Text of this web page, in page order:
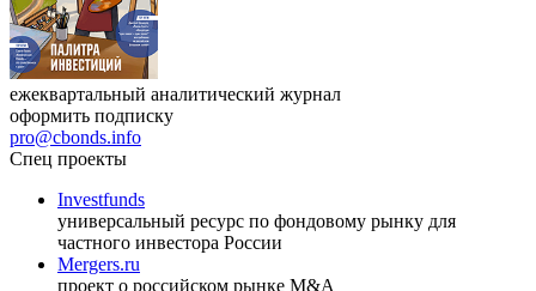
ежеквартальный аналитический журнал
оформить подписку
pro@cbonds.info
Спец проекты
Investfunds
универсальный ресурс по фондовому рынку для
частного инвестора России
Mergers.ru
проект о российском рынке M&A